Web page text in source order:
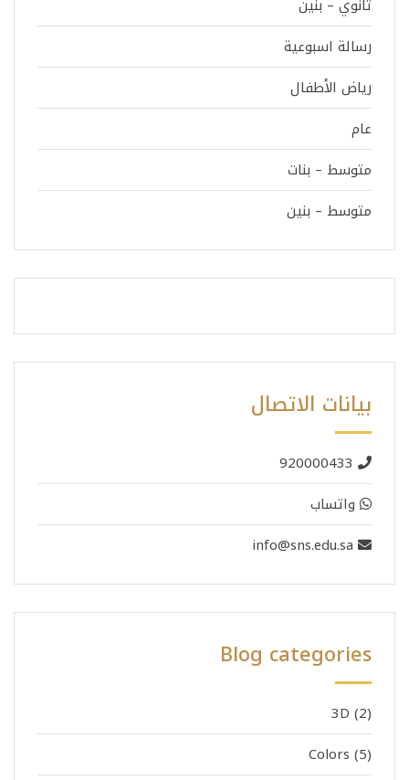
ثانوي – بنين
رسالة اسبوعية
رياض الأطفال
عام
متوسط – بنات
متوسط – بنين
بيانات الاتصال
920000433
واتساب
info@sns.edu.sa
Blog categories
3D (2)
Colors (5)